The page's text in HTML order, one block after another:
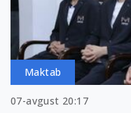
Maktab
07-avgust 20:17